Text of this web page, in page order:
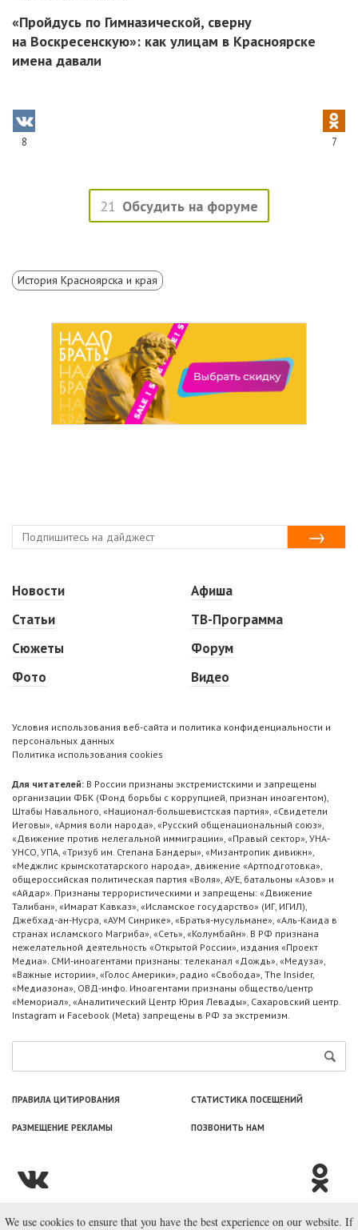
«Пройдусь по Гимназической, сверну
на Воскресенскую»: как улицам в Красноярске
имена давали
8 7
21 Обсудить на форуме
История Красноярска и края
Новости
Статьи
Сюжеты
Фото
Афиша
ТВ-Программа
Форум
Видео
Условия использования веб-сайта и политика конфиденциальности и
персональных данных
Политика использования cookies
Для читателей: В России признаны экстремистскими и запрещены
организации ФБК (Фонд борьбы с коррупцией, признан иноагентом),
Штабы Навального, «Национал-большевистская партия», «Свидетели
Иеговы», «Армия воли народа», «Русский общенациональный союз»,
«Движение против нелегальной иммиграции», «Правый сектор», УНА-
УНСО, УПА, «Тризуб им. Степана Бандеры», «Мизантропик дивижн»,
«Меджлис крымскотатарского народа», движение «Артподготовка»,
общероссийская политическая партия «Воля», АУЕ, батальоны «Азов» и
«Айдар». Признаны террористическими и запрещены: «Движение
Талибан», «Имарат Кавказ», «Исламское государство» (ИГ, ИГИЛ),
Джебхад-ан-Нусра, «АУМ Синрике», «Братья-мусульмане», «Аль-Каида в
странах исламского Магриба», «Сеть», «Колумбайн». В РФ признана
нежелательной деятельность «Открытой России», издания «Проект
Медиа». СМИ-иноагентами признаны: телеканал «Дождь», «Медуза»,
«Важные истории», «Голос Америки», радио «Свобода», The Insider,
«Медиазона», ОВД-инфо. Иноагентами признаны общество/центр
«Мемориал», «Аналитический Центр Юрия Левады», Сахаровский центр.
Instagram и Facebook (Metа) запрещены в РФ за экстремизм.
ПРАВИЛА ЦИТИРОВАНИЯ СТАТИСТИКА ПОСЕЩЕНИЙ
РАЗМЕЩЕНИЕ РЕКЛАМЫ ПОЗВОНИТЬ НАМ
© ООО «Лаборатория Новоcтей», 2003—2026.
We use cookies to ensure that you have the best experience on our website. If